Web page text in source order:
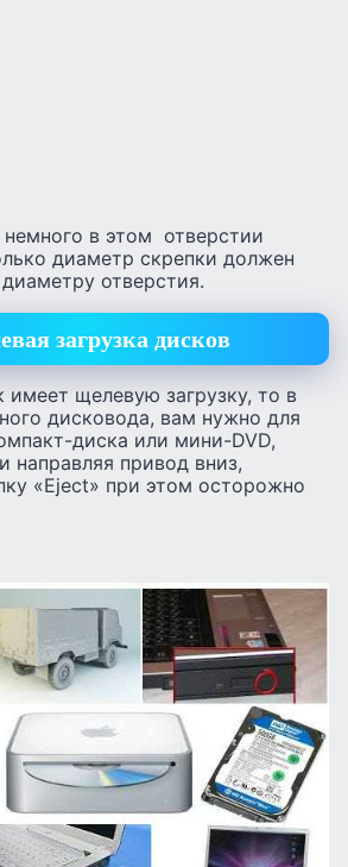
в этом отверстии
диаметр скрепки должен
отверстия.
загрузка дисков
имеет щелевую загрузку, то в
дисковода, вам нужно для
диска или мини-DVD,
направляя привод вниз,
«Eject» при этом осторожно